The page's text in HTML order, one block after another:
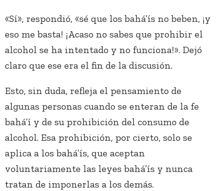
«Sí», respondió, «sé que los bahá’ís no beben, ¡y
eso me basta! ¡Acaso no sabes que prohibir el
alcohol se ha intentado y no funciona!». Dejó
claro que ese era el fin de la discusión.
Esto, sin duda, refleja el pensamiento de
algunas personas cuando se enteran de la fe
bahá’í y de su prohibición del consumo de
alcohol. Esa prohibición, por cierto, solo se
aplica a los bahá’ís, que aceptan
voluntariamente las leyes bahá’ís y nunca
tratan de imponerlas a los demás.